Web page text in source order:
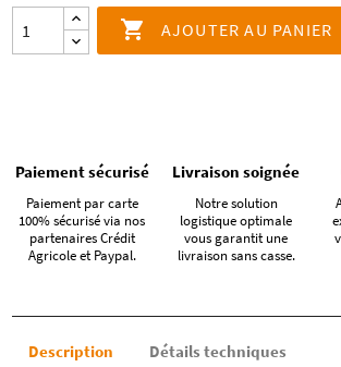
 AJOUTER AU PANIER
Paiement sécurisé
Paiement par carte
100% sécurisé via nos
partenaires Crédit
Agricole et Paypal.
Livraison soignée
Notre solution
logistique optimale
vous garantit une
livraison sans casse.
Description Détails techniques